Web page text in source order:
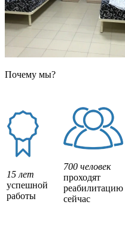
Почему мы?
15 лет
успешной
работы
700 человек
проходят
реабилитацию
сейчас